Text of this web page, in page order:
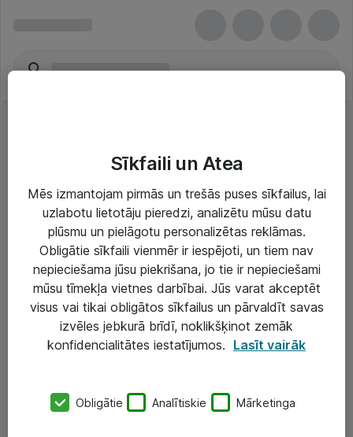
Risinājumi & Pakalpojumi
IT serviss un atbalsts
IT infrastruktūra
Darba vietu IT risinājumi
Serveri un datu centri
SIA „ATEA”
Sīkfaili un Atea
Mēs izmantojam pirmās un trešās puses sīkfailus, lai
uzlabotu lietotāju pieredzi, analizētu mūsu datu
plūsmu un pielāgotu personalizētas reklāmas.
Obligātie sīkfaili vienmēr ir iespējoti, un tiem nav
nepieciešama jūsu piekrišana, jo tie ir nepieciešami
mūsu tīmekļa vietnes darbībai. Jūs varat akceptēt
visus vai tikai obligātos sīkfailus un pārvaldīt savas
izvēles jebkurā brīdī, noklikšķinot zemāk
konfidencialitātes iestatījumos. Lasīt vairāk
Obligātie Analītiskie Mārketinga